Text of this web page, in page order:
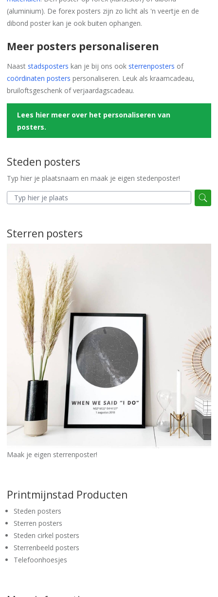
(aluminium). De forex posters zijn zo licht als 'n veertje en de
dibond poster kan je ook buiten ophangen.
Meer posters personaliseren
Naast stadsposters kan je bij ons ook sterrenposters of
coördinaten posters personaliseren. Leuk als kraamcadeau,
bruiloftsgeschenk of verjaardagscadeau.
Lees hier meer over het personaliseren van
posters.
Steden posters
Typ hier je plaatsnaam en maak je eigen stedenposter!
Sterren posters
Maak je eigen sterrenposter!
Printmijnstad Producten
Steden posters
Sterren posters
Steden cirkel posters
Sterrenbeeld posters
Telefoonhoesjes